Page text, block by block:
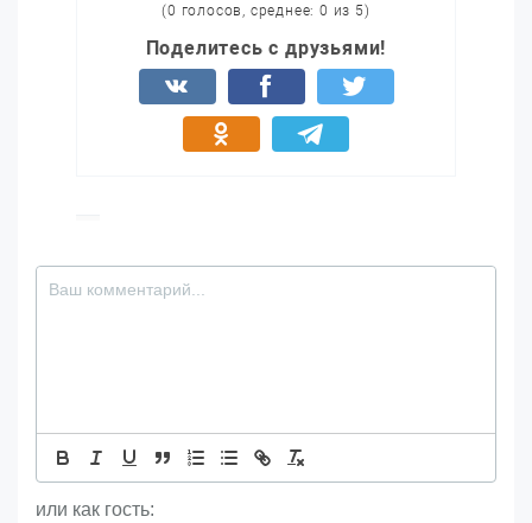
(0 голосов, среднее: 0 из 5)
Поделитесь с друзьями!
или как гость: